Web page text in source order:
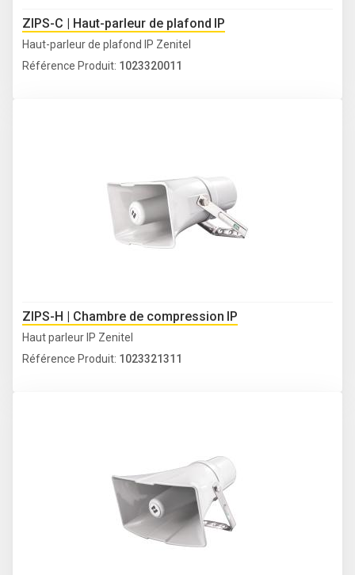
ZIPS-C | Haut-parleur de plafond IP
Haut-parleur de plafond IP Zenitel
Référence Produit: 1023320011
ZIPS-H | Chambre de compression IP
Haut parleur IP Zenitel
Référence Produit: 1023321311